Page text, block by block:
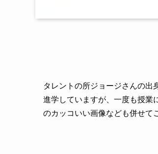
タレントの所ジョージさんの出
進学していますが、一度も授業
のカッコいい画像なども併せて